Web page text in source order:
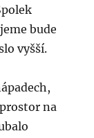
bude
vyšší.
na